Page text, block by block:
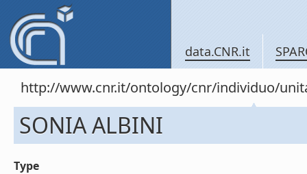
data.CNR.it
http://www.cnr.it/ontology/cnr/individuo/
SONIA ALBINI
Type